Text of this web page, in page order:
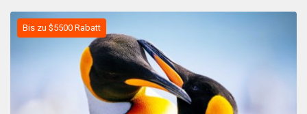
Bis zu $5500 Rabatt